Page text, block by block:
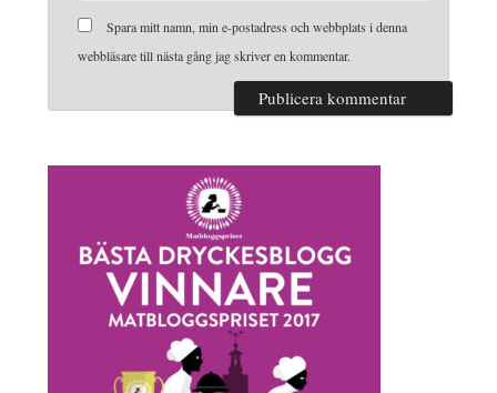
Spara mitt namn, min e-postadress och webbplats i denna
webbläsare till nästa gång jag skriver en kommentar.